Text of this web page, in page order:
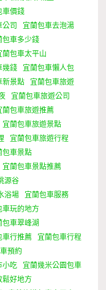
車價錢
司
宜蘭包車去泡湯
包車多少錢
蘭包車太平山
幾錢
宜蘭包車懶人包
新景點
宜蘭包車旅遊
宜蘭包車旅遊公司
蘭包車旅遊推薦
宜蘭包車旅遊景點
宜蘭包車旅遊行程
包車景點
宜蘭包車景點推薦
源谷
浴場
宜蘭包車服務
車玩的地方
包車翠峰湖
車行推薦
宜蘭包車行程
預約
小吃
宜蘭幾米公園包車
鬆好地方